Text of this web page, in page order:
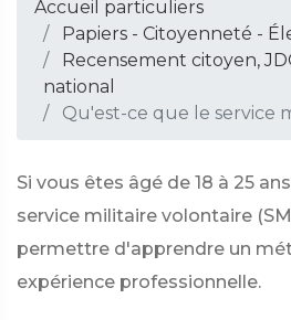
Accueil particuliers
Papiers - Citoyenneté -
Recensement citoyen,
national
Qu'est-ce que le service
Si vous êtes âgé de 18 à 25
service militaire volontaire
permettre d'apprendre un
expérience professionnelle.